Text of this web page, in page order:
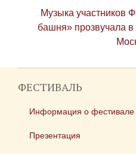
Музыка участников
башня» прозвучала в
ФЕСТИВАЛЬ
Информация о фестивале
Презентация